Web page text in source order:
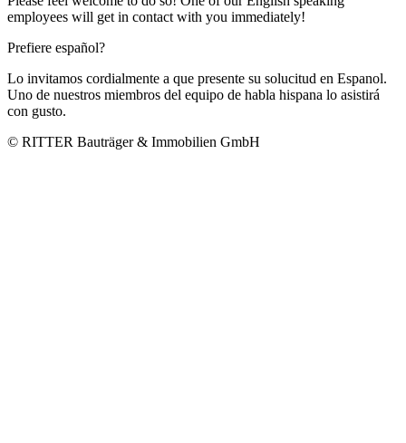
employees will get in contact with you immediately!
Prefiere español?
Lo invitamos cordialmente a que presente su solucitud en Espanol.
Uno de nuestros miembros del equipo de habla hispana lo asistirá
con gusto.
© RITTER Bauträger & Immobilien GmbH